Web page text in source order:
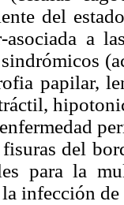
del
asociada a
papilar,
del
para la
infección